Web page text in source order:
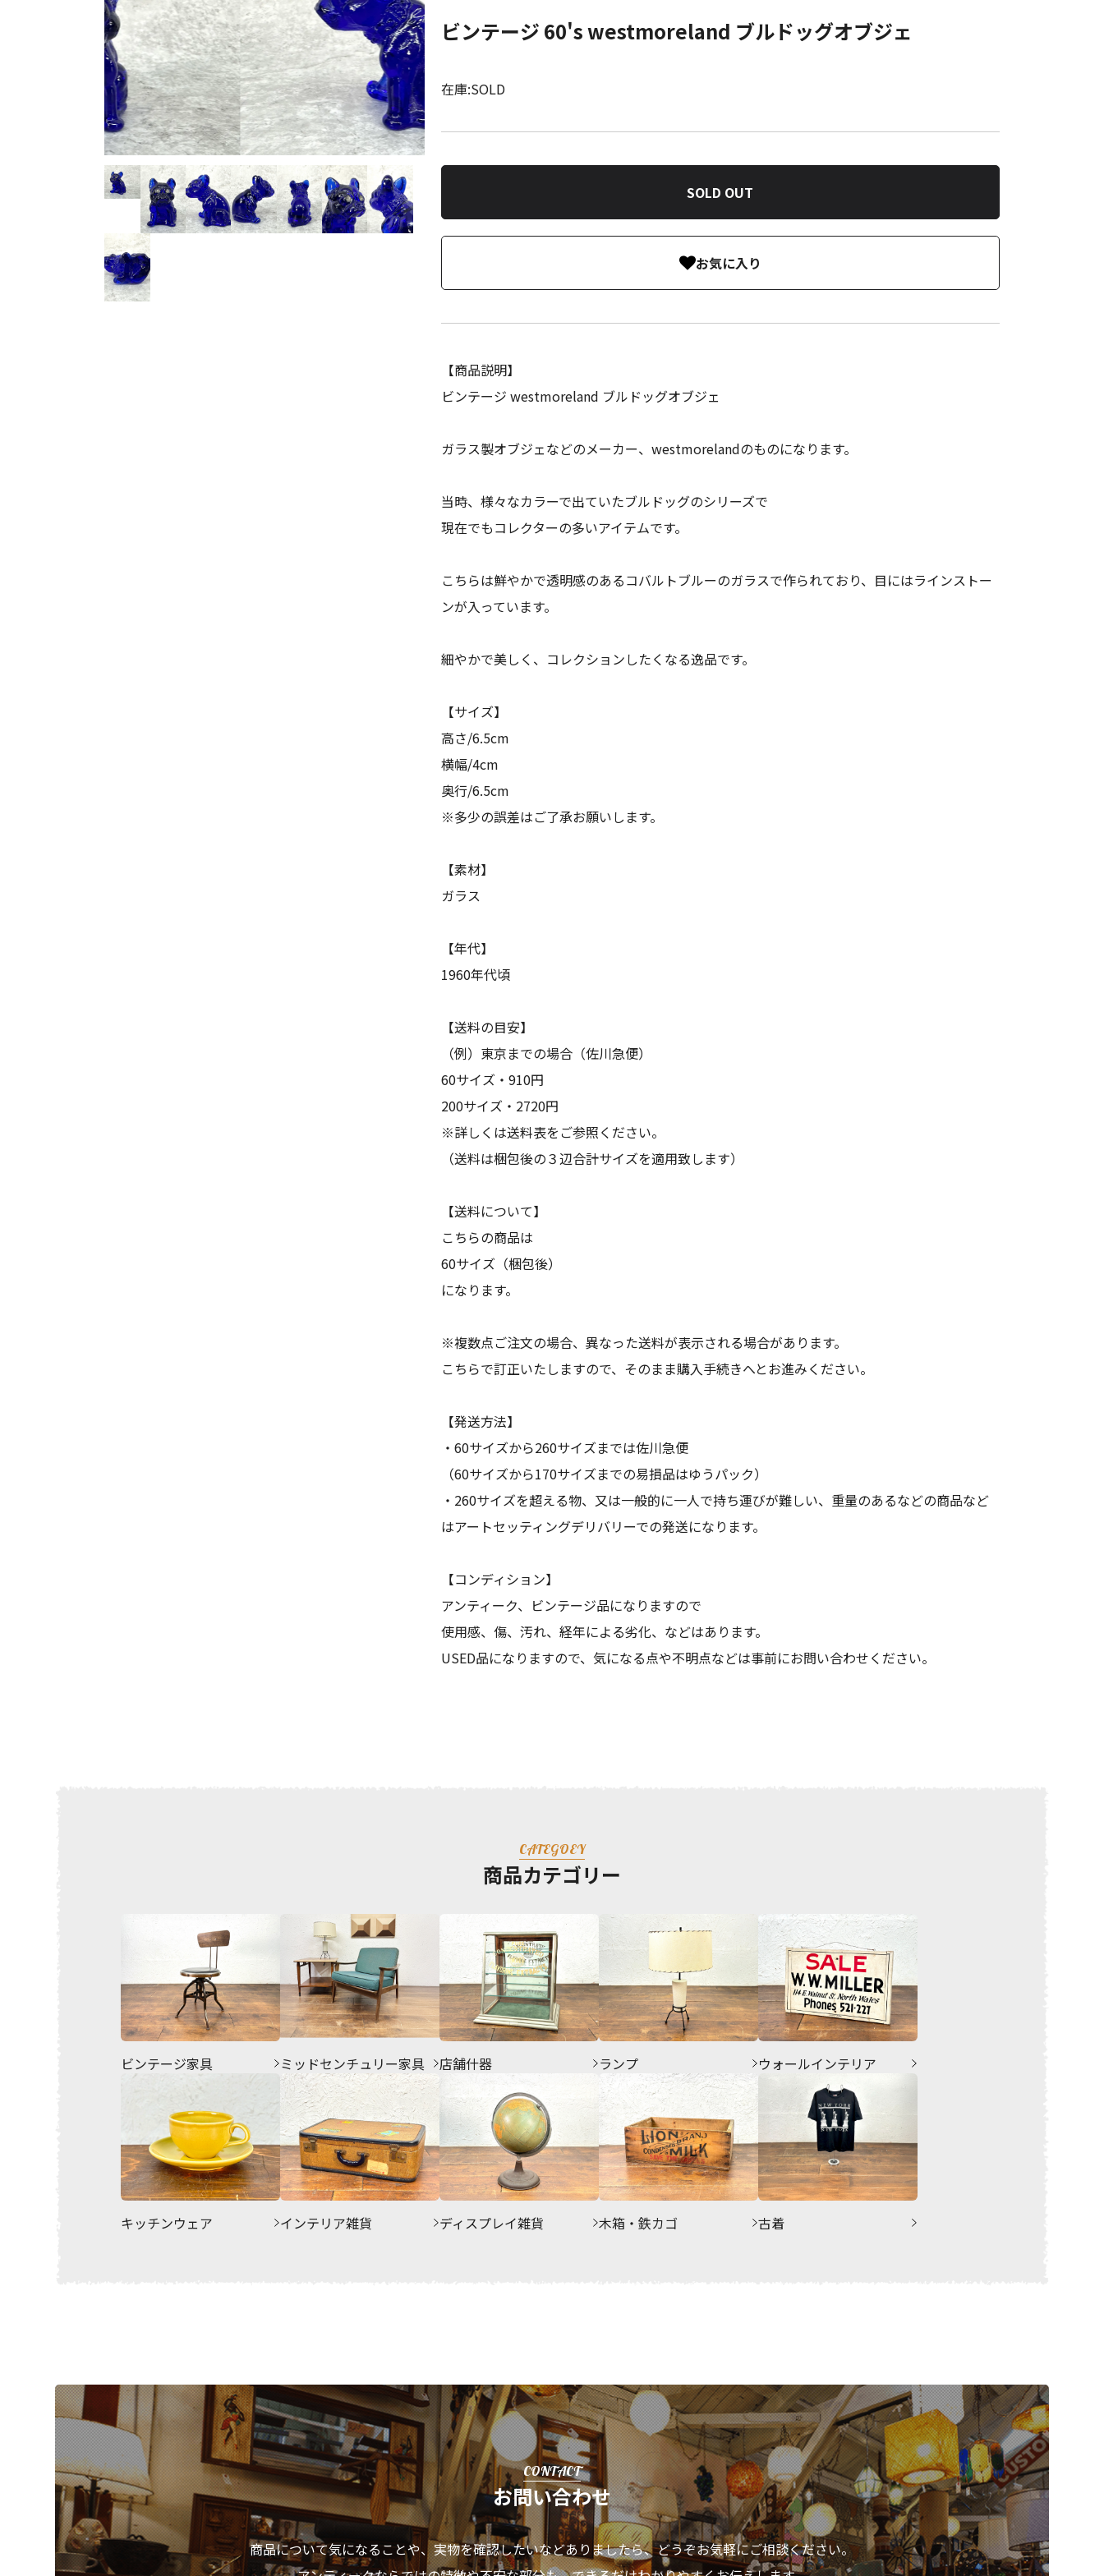
ビンテージ 60's westmoreland ブルドッグオブジェ
在庫:SOLD
SOLD OUT
お気に入り
【商品説明】
ビンテージ westmoreland ブルドッグオブジェ
ガラス製オブジェなどのメーカー、westmorelandのものになります。
当時、様々なカラーで出ていたブルドッグのシリーズで
現在でもコレクターの多いアイテムです。
こちらは鮮やかで透明感のあるコバルトブルーのガラスで作られており、目にはラインストー
ンが入っています。
細やかで美しく、コレクションしたくなる逸品です。
【サイズ】
高さ/6.5cm
横幅/4cm
奥行/6.5cm
※多少の誤差はご了承お願いします。
【素材】
ガラス
【年代】
1960年代頃
【送料の目安】
（例）東京までの場合（佐川急便）
60サイズ・910円
200サイズ・2720円
※詳しくは送料表をご参照ください。
（送料は梱包後の３辺合計サイズを適用致します）
【送料について】
こちらの商品は
60サイズ（梱包後）
になります。
※複数点ご注文の場合、異なった送料が表示される場合があります。
こちらで訂正いたしますので、そのまま購入手続きへとお進みください。
【発送方法】
・60サイズから260サイズまでは佐川急便
（60サイズから170サイズまでの易損品はゆうパック）
・260サイズを超える物、又は一般的に一人で持ち運びが難しい、重量のあるなどの商品など
はアートセッティングデリバリーでの発送になります。
【コンディション】
アンティーク、ビンテージ品になりますので
使用感、傷、汚れ、経年による劣化、などはあります。
USED品になりますので、気になる点や不明点などは事前にお問い合わせください。
CATEGOEY
商品カテゴリー
ビンテージ家具 ミッドセンチュリー家具 店舗什器 ランプ ウォールインテリア
キッチンウェア インテリア雑貨 ディスプレイ雑貨 木箱・鉄カゴ 古着
CONTACT
お問い合わせ
商品について気になることや、実物を確認したいなどありましたら、どうぞお気軽にご相談ください。